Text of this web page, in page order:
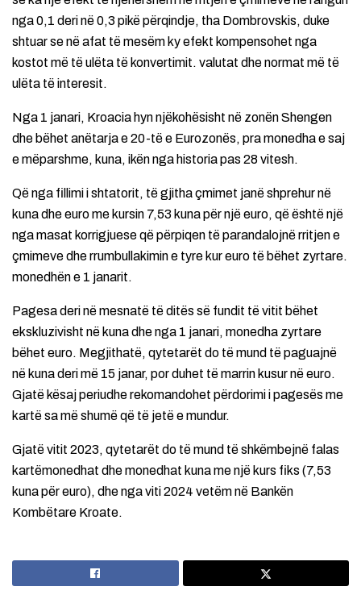
nga 0,1 deri në 0,3 pikë përqindje, tha Dombrovskis, duke
shtuar se në afat të mesëm ky efekt kompensohet nga
kostot më të ulëta të konvertimit. valutat dhe normat më të
ulëta të interesit.
Nga 1 janari, Kroacia hyn njëkohësisht në zonën Shengen
dhe bëhet anëtarja e 20-të e Eurozonës, pra monedha e saj
e mëparshme, kuna, ikën nga historia pas 28 vitesh.
Që nga fillimi i shtatorit, të gjitha çmimet janë shprehur në
kuna dhe euro me kursin 7,53 kuna për një euro, që është një
nga masat korrigjuese që përpiqen të parandalojnë rritjen e
çmimeve dhe rrumbullakimin e tyre kur euro të bëhet zyrtare.
monedhën e 1 janarit.
Pagesa deri në mesnatë të ditës së fundit të vitit bëhet
ekskluzivisht në kuna dhe nga 1 janari, monedha zyrtare
bëhet euro. Megjithatë, qytetarët do të mund të paguajnë
në kuna deri më 15 janar, por duhet të marrin kusur në euro.
Gjatë kësaj periudhe rekomandohet përdorimi i pagesës me
kartë sa më shumë që të jetë e mundur.
Gjatë vitit 2023, qytetarët do të mund të shkëmbejnë falas
kartëmonedhat dhe monedhat kuna me një kurs fiks (7,53
kuna për euro), dhe nga viti 2024 vetëm në Bankën
Kombëtare Kroate.